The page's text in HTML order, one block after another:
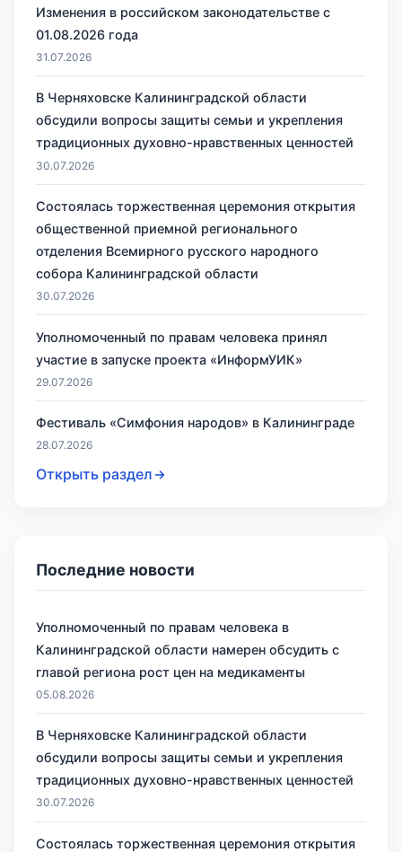
Изменения в российском законодательстве с
01.08.2026 года
31.07.2026
В Черняховске Калининградской области
обсудили вопросы защиты семьи и укрепления
традиционных духовно-нравственных ценностей
30.07.2026
Состоялась торжественная церемония открытия
общественной приемной регионального
отделения Всемирного русского народного
собора Калининградской области
30.07.2026
Уполномоченный по правам человека принял
участие в запуске проекта «ИнформУИК»
29.07.2026
Фестиваль «Симфония народов» в Калининграде
28.07.2026
Открыть раздел
Последние новости
Уполномоченный по правам человека в
Калининградской области намерен обсудить с
главой региона рост цен на медикаменты
05.08.2026
В Черняховске Калининградской области
обсудили вопросы защиты семьи и укрепления
традиционных духовно-нравственных ценностей
30.07.2026
Состоялась торжественная церемония открытия